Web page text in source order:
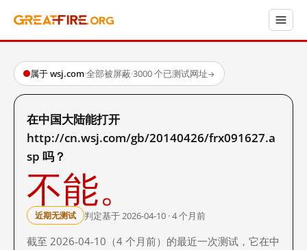
属于 wsj.com·全部被屏蔽·3000 个已测试网址→
在中国大陆能打开
http://cn.wsj.com/gb/20140426/frx091627.a
sp 吗？
不能。
近期无测试 判定基于 2026-04-10 · 4 个月前
截至 2026-04-10（4 个月前）的最近一次测试，它在中